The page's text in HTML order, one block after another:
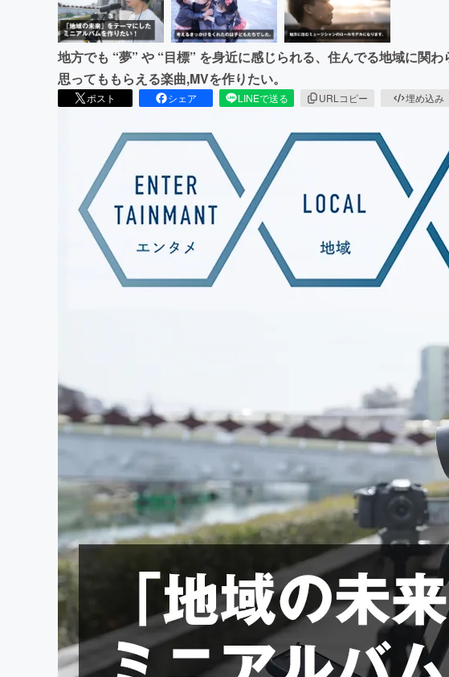
地方でも “夢” や “⽬標” を身近に感じられる、住んでる地域に関
思ってももらえる楽曲,MVを作りたい。
ポスト シェア LINEで送る URLコピー 埋め込み